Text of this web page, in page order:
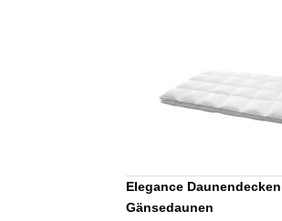
Elegance Daunendecken
Gänsedaunen